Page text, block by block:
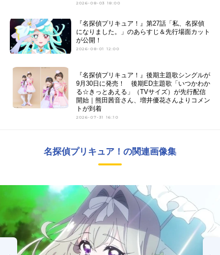
2026-08-03 18:00
『名探偵プリキュア！』第27話「私、名探偵
になりました。」のあらすじ＆先行場面カット
が公開！
2026-08-01 12:00
『名探偵プリキュア！』後期主題歌シングルが
9月30日に発売！ 後期ED主題歌「いつかわか
る☆きっとあえる」（TVサイズ）が先行配信
開始｜熊田茜音さん、増井優花さんよりコメン
トが到着
2026-07-31 16:10
名探偵プリキュア！の関連画像集